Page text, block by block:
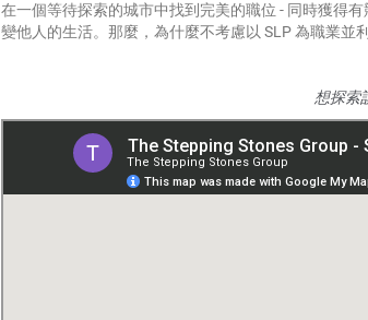
在一個等待探索的城市中找到完美的職位 - 同時獲得
變他人的生活。那麼，為什麼不考慮以 SLP 為職業並
想探索